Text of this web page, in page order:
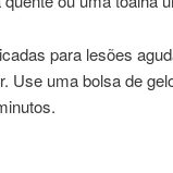
para lesões
Use uma bolsa de